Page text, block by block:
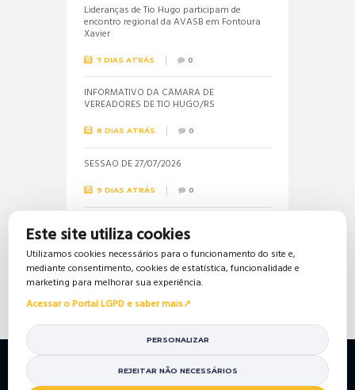
Lideranças de Tio Hugo participam de
encontro regional da AVASB em Fontoura
Xavier
7 DIAS ATRÁS 0
INFORMATIVO DA CÂMARA DE
VEREADORES DE TIO HUGO/RS
8 DIAS ATRÁS 0
SESSÃO DE 27/07/2026
9 DIAS ATRÁS 0
Informações sobre a realização do próximo
concurso público são solicitadas pela
vereadora Jéssica
17 DIAS ATRÁS 0
Mapa do Site
Portal da Transparência
Este site utiliza cookies
Utilizamos cookies necessários para o funcionamento do site e,
mediante consentimento, cookies de estatística, funcionalidade e
marketing para melhorar sua experiência.
Acessar o Portal LGPD e saber mais
PERSONALIZAR
REJEITAR NÃO NECESSÁRIOS